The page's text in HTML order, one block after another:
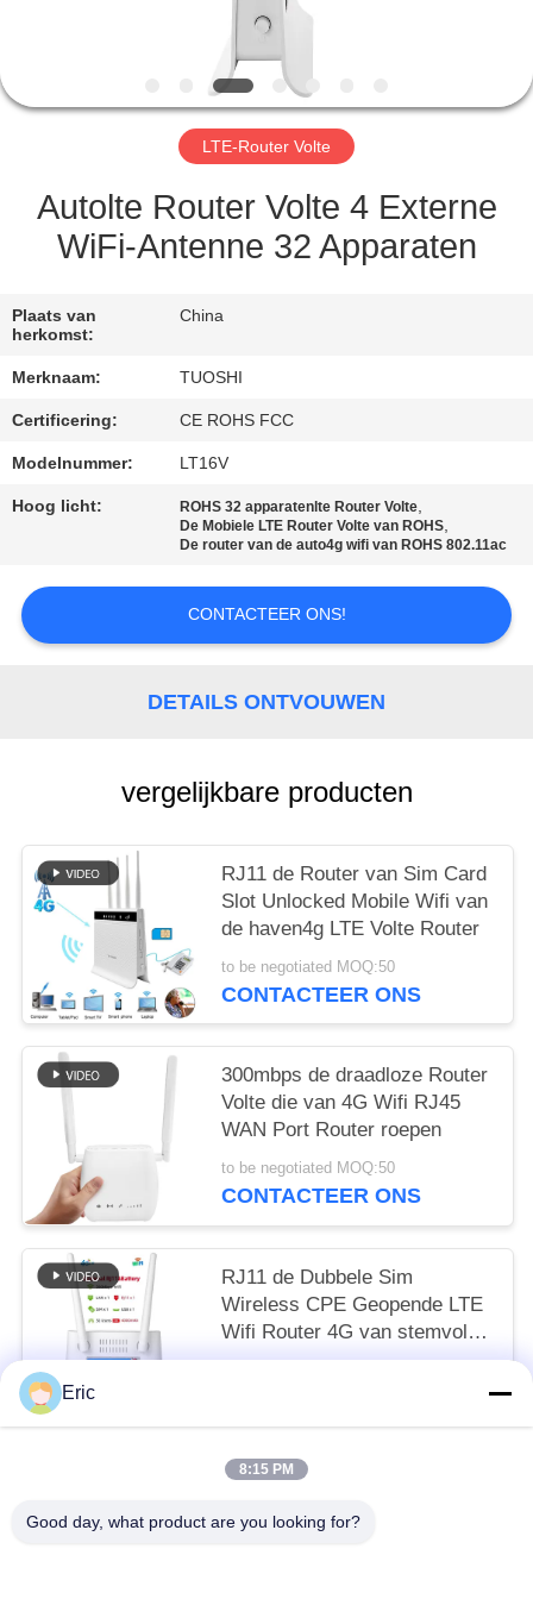
NIEUWS
GEVALLEN
VERZOEK
OM EEN
CITAAT
VR
SITEMAP
POLICY
LTE-Router Volte
Autolte Router Volte 4 Externe
WiFi-Antenne 32 Apparaten
Plaats van
herkomst:
China
Merknaam: TUOSHI
Certificering: CE ROHS FCC
Modelnummer: LT16V
Hoog licht: ROHS 32 apparatenlte Router Volte,
De Mobiele LTE Router Volte van ROHS,
De router van de auto4g wifi van ROHS 802.11ac
CONTACTEER ONS!
DETAILS ONTVOUWEN
vergelijkbare producten
RJ11 de Router van Sim Card
Slot Unlocked Mobile Wifi van
de haven4g LTE Volte Router
to be negotiated MOQ:50
CONTACTEER ONS
300mbps de draadloze Router
Volte die van 4G Wifi RJ45
WAN Port Router roepen
to be negotiated MOQ:50
CONTACTEER ONS
RJ11 de Dubbele Sim
Wireless CPE Geopende LTE
Wifi Router 4G van stemvolte
met Batterij
Eric
8:15 PM
Good day, what product are you looking for?